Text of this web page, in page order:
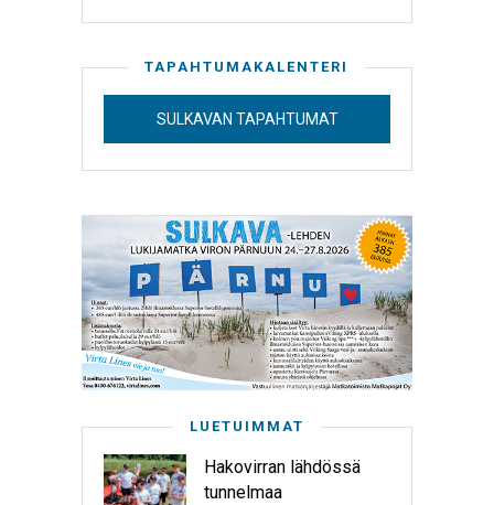
TAPAHTUMAKALENTERI
SULKAVAN TAPAHTUMAT
LUETUIMMAT
Hakovirran lähdössä
tunnelmaa